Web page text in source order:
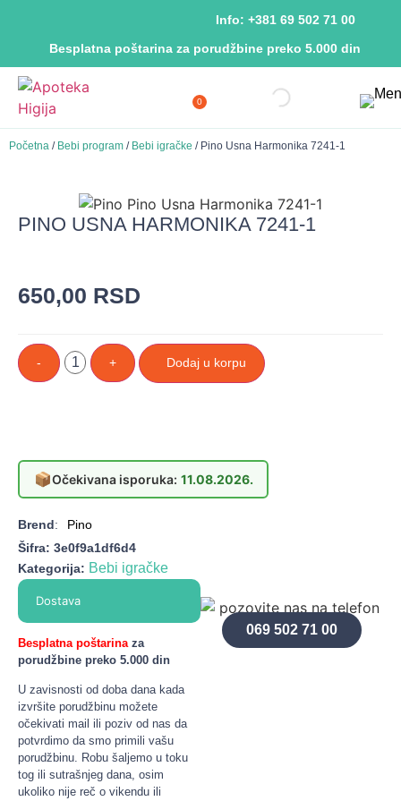
Besplatna poštarina za porudžbine preko 5.000 din
Info: +381 69 502 71 00
0
Početna / Bebi program / Bebi igračke / Pino Usna Harmonika 7241-1
PINO USNA HARMONIKA 7241-1
650,00 RSD
- + Dodaj u korpu
📦Očekivana isporuka: 11.08.2026.
Brend:
Pino
Šifra: 3e0f9a1df6d4
Kategorija: Bebi igračke
Dostava
Besplatna poštarina za
porudžbine preko 5.000 din
U zavisnosti od doba dana kada
izvršite porudžbinu možete
očekivati mail ili poziv od nas da
potvrdimo da smo primili vašu
porudžbinu. Robu šaljemo u toku
tog ili sutrašnjeg dana, osim
ukoliko nije reč o vikendu ili
069 502 71 00